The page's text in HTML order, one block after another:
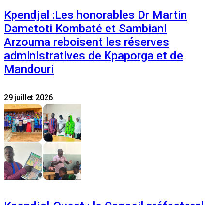
Kpendjal :Les honorables Dr Martin
Dametoti Kombaté et Sambiani
Arzouma reboisent les réserves
administratives de Kpaporga et de
Mandouri
29 juillet 2026